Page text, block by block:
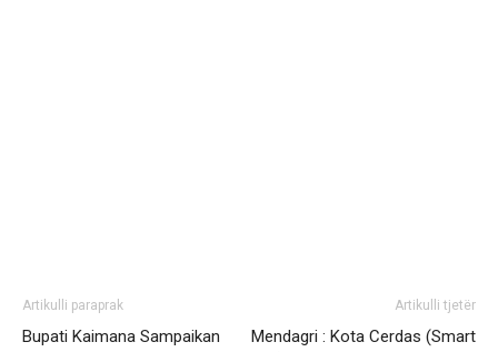
Artikulli paraprak
Bupati Kaimana Sampaikan
Artikulli tjetër
Mendagri : Kota Cerdas (Smart